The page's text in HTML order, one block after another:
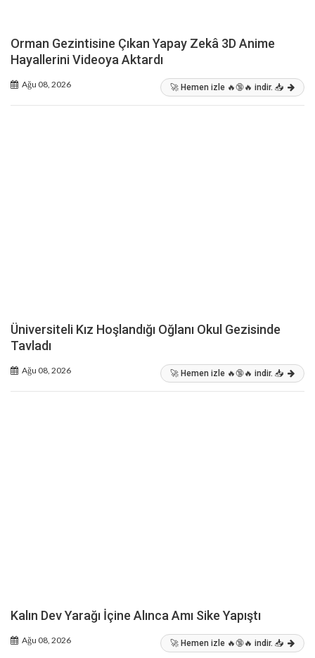
Orman Gezintisine Çıkan Yapay Zekâ 3D Anime
Hayallerini Videoya Aktardı
Ağu 08, 2026 🚀 Hemen izle 🔥🔞🔥 indir. 📥
Üniversiteli Kız Hoşlandığı Oğlanı Okul Gezisinde
Tavladı
Ağu 08, 2026 🚀 Hemen izle 🔥🔞🔥 indir. 📥
Kalın Dev Yarağı İçine Alınca Amı Sike Yapıştı
Ağu 08, 2026 🚀 Hemen izle 🔥🔞🔥 indir. 📥